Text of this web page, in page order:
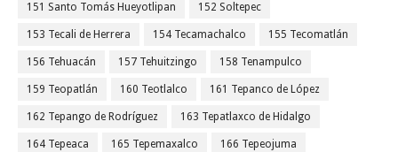
151 Santo Tomás Hueyotlipan 152 Soltepec
153 Tecali de Herrera 154 Tecamachalco 155 Tecomatlán
156 Tehuacán 157 Tehuitzingo 158 Tenampulco
159 Teopatlán 160 Teotlalco 161 Tepanco de López
162 Tepango de Rodríguez 163 Tepatlaxco de Hidalgo
164 Tepeaca 165 Tepemaxalco 166 Tepeojuma